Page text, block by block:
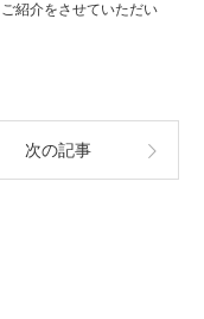
紹介をさせていただい
次の記事